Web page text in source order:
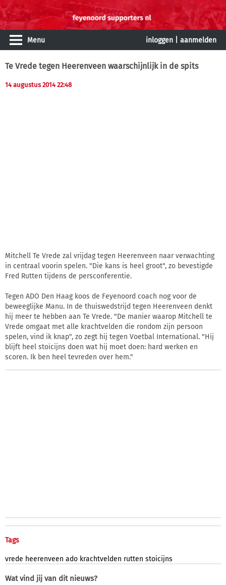
Menu inloggen aanmelden
Te Vrede tegen Heerenveen waarschijnlijk in de spits
14 augustus 2014 22:48
Mitchell Te Vrede zal vrijdag tegen Heerenveen naar verwachting
in centraal voorin spelen. "Die kans is heel groot", zo bevestigde
Fred Rutten tijdens de persconferentie.
Tegen ADO Den Haag koos de Feyenoord coach nog voor de
beweeglijke Manu. In de thuiswedstrijd tegen Heerenveen denkt
hij meer te hebben aan Te Vrede. "De manier waarop Mitchell te
Vrede omgaat met alle krachtvelden die rondom zijn persoon
spelen, vind ik knap", zo zegt hij tegen Voetbal International. "Hij
blijft heel stoïcijns doen wat hij moet doen: hard werken en
scoren. Ik ben heel tevreden over hem."
Tags
vrede heerenveen ado krachtvelden rutten stoicijns
Wat vind jij van dit nieuws?